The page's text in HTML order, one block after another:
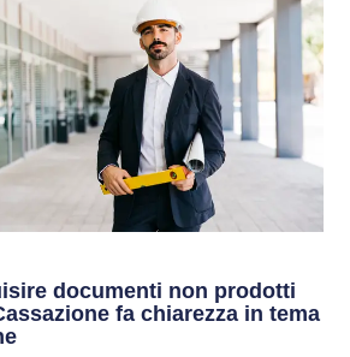
documenti non prodotti
fa chiarezza in tema